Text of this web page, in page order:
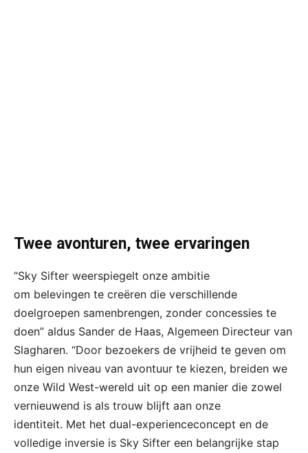
Twee avonturen, twee ervaringen
“Sky Sifter weerspiegelt onze ambitie
om belevingen te creëren die verschillende
doelgroepen samenbrengen, zonder concessies te
doen” aldus Sander de Haas, Algemeen Directeur van
Slagharen. “Door bezoekers de vrijheid te geven om
hun eigen niveau van avontuur te kiezen, breiden we
onze Wild West-wereld uit op een manier die zowel
vernieuwend is als trouw blijft aan onze
identiteit. Met het dual-experienceconcept en de
volledige inversie is Sky Sifter een belangrijke stap